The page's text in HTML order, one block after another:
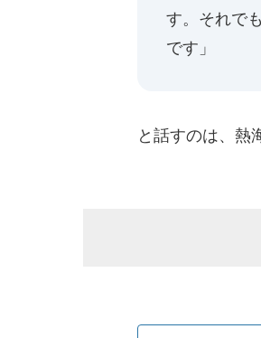
す。それで
です」
と話すのは、熱